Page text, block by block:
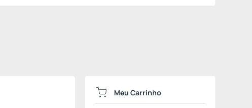
Meu Carrinho